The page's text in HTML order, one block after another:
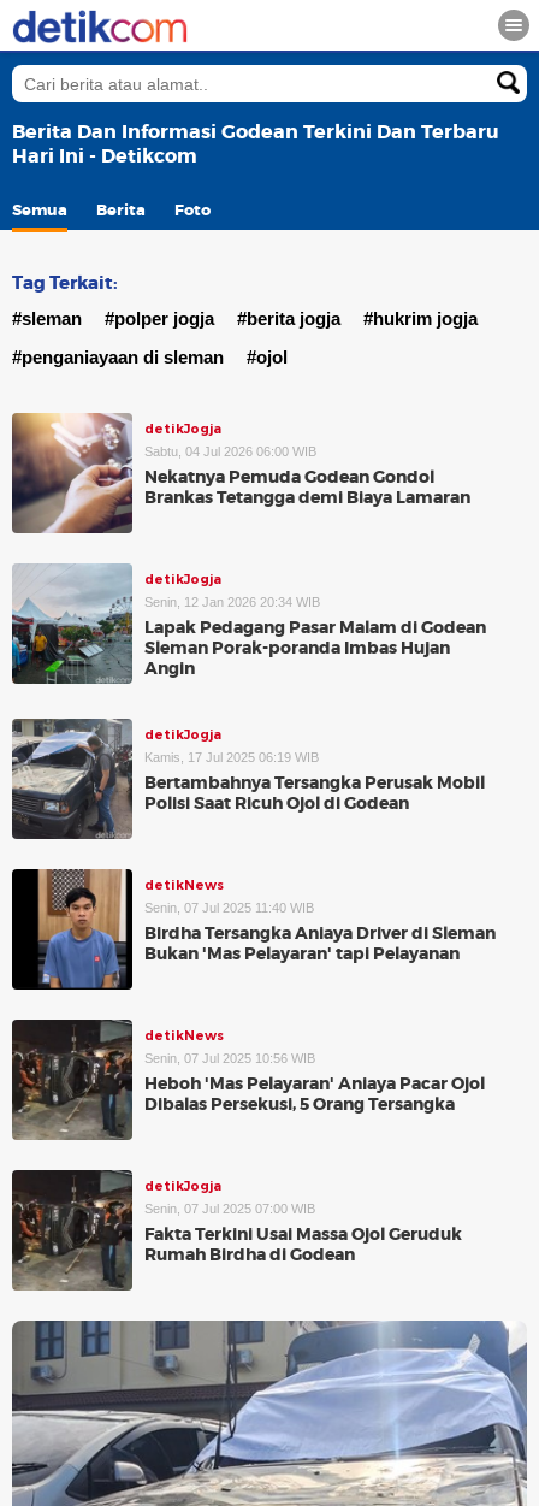
Berita Dan Informasi Godean Terkini Dan Terbaru
Hari Ini - Detikcom
Semua Berita Foto
Tag Terkait:
#sleman #polper jogja #berita jogja
#hukrim jogja
#penganiayaan di sleman
#ojol
detikJogja
Sabtu, 04 Jul 2026 06:00 WIB
Nekatnya Pemuda Godean Gondol
Brankas Tetangga demi Biaya Lamaran
detikJogja
Senin, 12 Jan 2026 20:34 WIB
Lapak Pedagang Pasar Malam di Godean
Sleman Porak-poranda Imbas Hujan
Angin
detikJogja
Kamis, 17 Jul 2025 06:19 WIB
Bertambahnya Tersangka Perusak Mobil
Polisi Saat Ricuh Ojol di Godean
detikNews
Senin, 07 Jul 2025 11:40 WIB
Birdha Tersangka Aniaya Driver di Sleman
Bukan 'Mas Pelayaran' tapi Pelayanan
detikNews
Senin, 07 Jul 2025 10:56 WIB
Heboh 'Mas Pelayaran' Aniaya Pacar Ojol
Dibalas Persekusi, 5 Orang Tersangka
detikJogja
Senin, 07 Jul 2025 07:00 WIB
Fakta Terkini Usai Massa Ojol Geruduk
Rumah Birdha di Godean